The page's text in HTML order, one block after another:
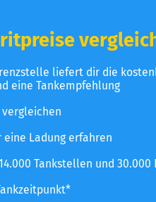
liefert dir die
eine Tankempfehlung
Ladung erfahren
Tankstellen und 30.000